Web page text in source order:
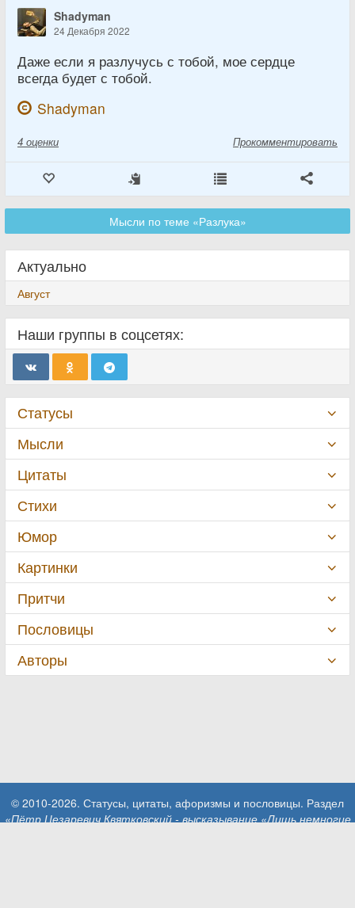
Shadyman
24 Декабря 2022
Даже если я разлучусь с тобой, мое сердце
всегда будет с тобой.
Shadyman
4 оценки Прокомментировать
Мысли по теме «Разлука»
Актуально
Август
Наши группы в соцсетях:
Статусы
Мысли
Цитаты
Стихи
Юмор
Картинки
Притчи
Пословицы
Авторы
© 2010-2026. Статусы, цитаты, афоризмы и пословицы. Раздел
«Пётр Цезаревич Квятковский - высказывание «Лишь немногие